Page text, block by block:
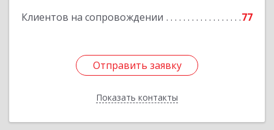
Клиентов на сопровождении 77
Отправить заявку
Показать контакты
Отправить заявку
Назад